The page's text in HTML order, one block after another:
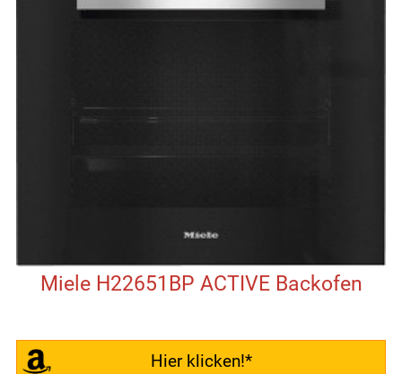
Miele H22651BP ACTIVE Backofen
Hier klicken!*